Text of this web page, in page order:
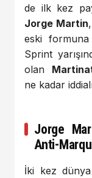
de ilk kez
Jorge Martin
eski
Sprint
olan
ne kadar
Jorge
Anti-
İki kez